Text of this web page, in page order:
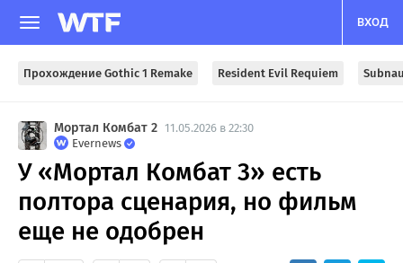
ВХОД
Прохождение Gothic 1 Remake Resident Evil Requiem
Мортал Комбат 2 11.05.2026 в 22:30
Evernews
У «Мортал Комбат 3» есть
полтора сценария, но фильм
еще не одобрен